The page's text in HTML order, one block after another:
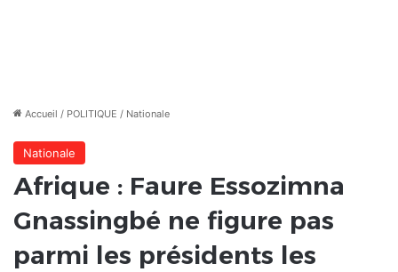
Accueil / POLITIQUE / Nationale
Nationale
Afrique : Faure Essozimna
Gnassingbé ne figure pas
parmi les présidents les